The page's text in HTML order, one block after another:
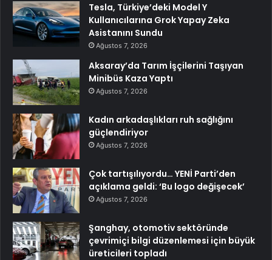
Tesla, Türkiye’deki Model Y
Kullanıcılarına Grok Yapay Zeka
Asistanını Sundu
Ağustos 7, 2026
Aksaray’da Tarım İşçilerini Taşıyan
Minibüs Kaza Yaptı
Ağustos 7, 2026
Kadın arkadaşlıkları ruh sağlığını
güçlendiriyor
Ağustos 7, 2026
Çok tartışılıyordu… YENİ Parti’den
açıklama geldi: ‘Bu logo değişecek’
Ağustos 7, 2026
Şanghay, otomotiv sektöründe
çevrimiçi bilgi düzenlemesi için büyük
üreticileri topladı